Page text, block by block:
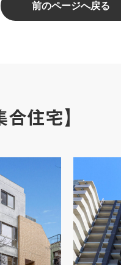
前のページへ戻る
住宅】